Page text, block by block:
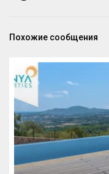
Похожие сообщения